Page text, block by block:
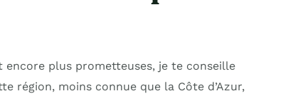
encore plus prometteuses, je te conseille
région, moins connue que la Côte d’Azur,